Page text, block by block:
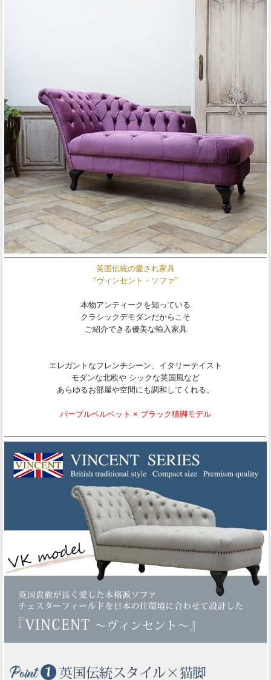
英国伝統の愛され家具
“ヴィンセント・ソファ”
本物アンティークを知っている
クラシックデモダンだからこそ
ご紹介できる優美な輸入家具
エレガントなフレンチシーン、イタリーテイスト
モダンな北欧や シックな英国風など
あらゆるお部屋や空間にも調和してくれる。
パープルベルベット × ブラック猫脚モデル